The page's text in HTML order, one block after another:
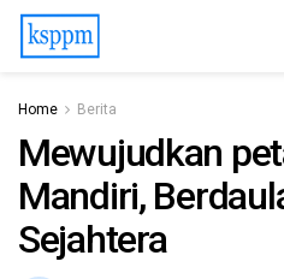
Home Berita
Mewujudkan
Mandiri,
Sejahtera